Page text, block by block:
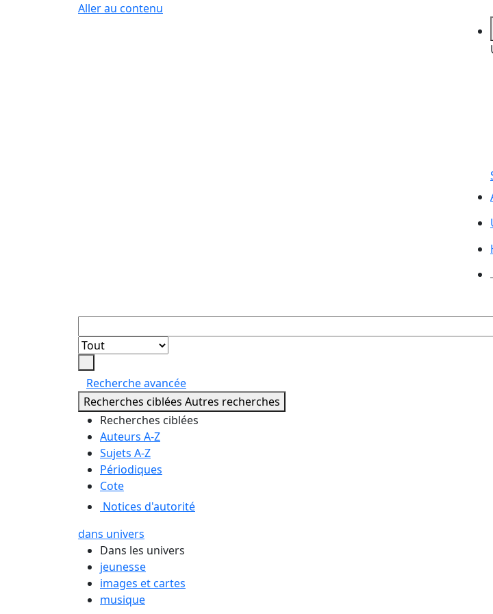
Aller au contenu
Lancer
la
recherche
Recherche avancée
Recherches ciblées Autres recherches
Recherches ciblées
Auteurs A-Z
Sujets A-Z
Périodiques
Cote
Notices d'autorité
dans univers
Dans les univers
jeunesse
images et cartes
musique